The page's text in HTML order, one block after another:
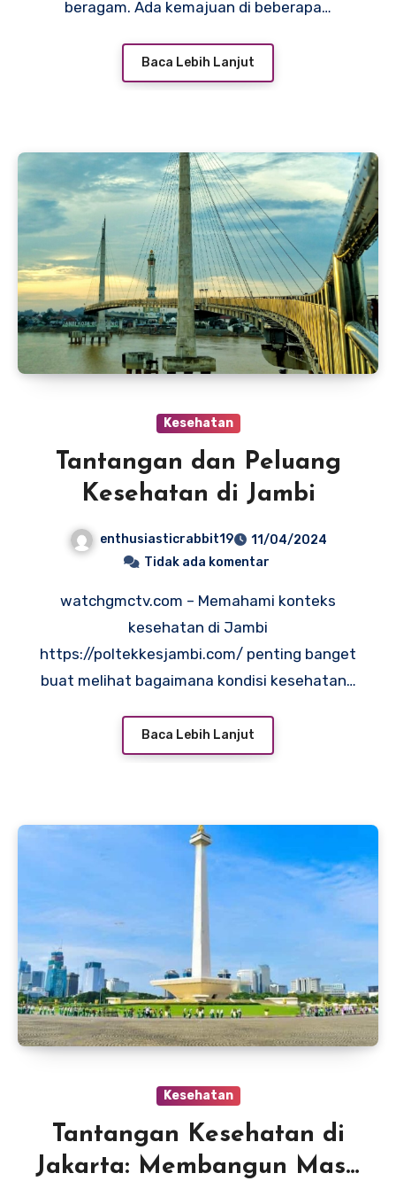
beragam. Ada kemajuan di beberapa…
Baca Lebih Lanjut
Kesehatan
Tantangan dan Peluang
Kesehatan di Jambi
enthusiasticrabbit19
11/04/2024
Tidak ada komentar
watchgmctv.com – Memahami konteks
kesehatan di Jambi
https://poltekkesjambi.com/ penting banget
buat melihat bagaimana kondisi kesehatan…
Baca Lebih Lanjut
Kesehatan
Tantangan Kesehatan di
Jakarta: Membangun Masa